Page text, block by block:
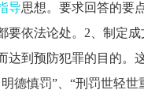
导思想。要求回答的要
要依法论处。2、制定
达到预防犯罪的目的。
德慎罚”、“刑罚世轻